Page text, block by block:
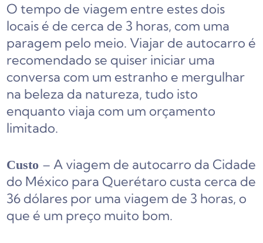
O tempo de viagem entre estes dois
locais é de cerca de 3 horas, com uma
paragem pelo meio. Viajar de autocarro é
recomendado se quiser iniciar uma
conversa com um estranho e mergulhar
na beleza da natureza, tudo isto
enquanto viaja com um orçamento
limitado.
Custo – A viagem de autocarro da Cidade
do México para Querétaro custa cerca de
36 dólares por uma viagem de 3 horas, o
que é um preço muito bom.